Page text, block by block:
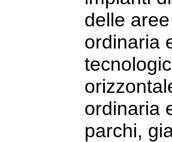
delle
ordinaria
ordinaria
parchi,